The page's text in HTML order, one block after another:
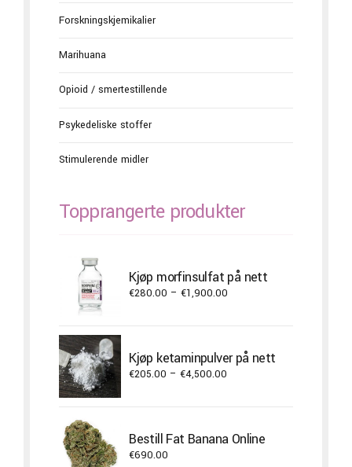
Forskningskjemikalier
Marihuana
Opioid / smertestillende
Psykedeliske stoffer
Stimulerende midler
Topprangerte produkter
Kjøp morfinsulfat på nett
€280.00 – €1,900.00
€1,900.00
Kjøp ketaminpulver på nett
€205.00 – €4,500.00
€4,500.00
Bestill Fat Banana Online
€690.00